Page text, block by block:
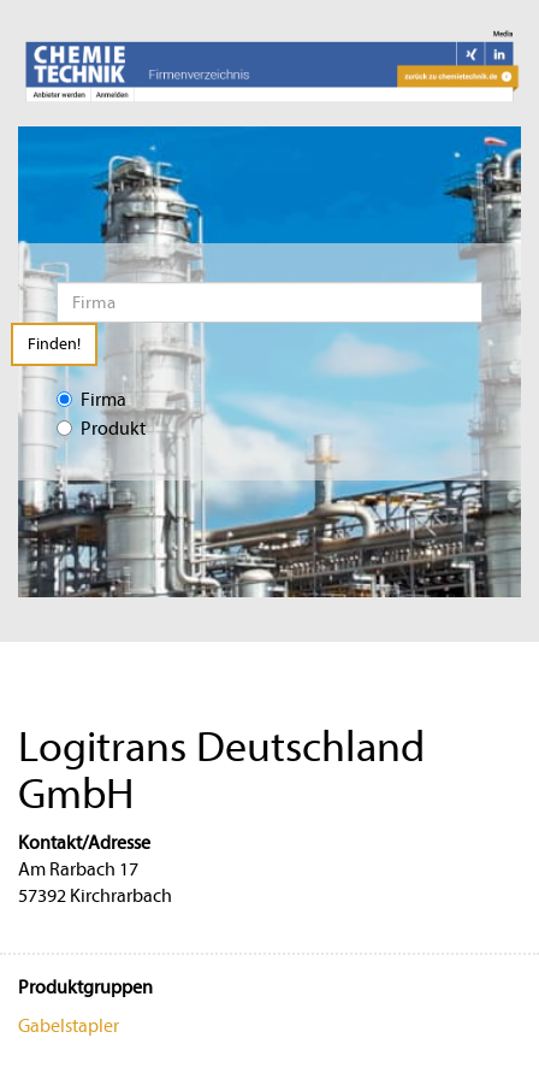
Finden!
Firma
Produkt
Logitrans Deutschland
GmbH
Kontakt/Adresse
Am Rarbach 17
57392 Kirchrarbach
Produktgruppen
Gabelstapler